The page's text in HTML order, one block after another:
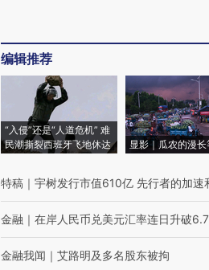
编辑推荐
“入侵”还是“人道危机” 难
民潮撕裂西班牙飞地休达
显影｜瓜农的漫长
特稿 ｜ 宇树发行市值610亿 先行者的加速
金融 ｜ 在岸人民币兑美元汇率连日升破
金融我闻 ｜ 艾路明及多名股东被拘